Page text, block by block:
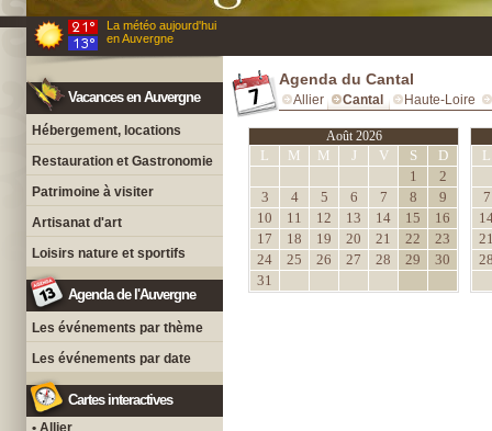
La météo aujourd'hui
en Auvergne
Vacances en Auvergne
Hébergement, locations
Restauration et Gastronomie
Patrimoine à visiter
Artisanat d'art
Loisirs nature et sportifs
Agenda de l'Auvergne
Les événements par thème
Les événements par date
Cartes interactives
• Allier
Agenda du Cantal
Allier Cantal Haute-Loire
Août 2026
L M M J V S
D
1
2
3
4 5 6 7 8
9
10
11 12 13 14 15
16
17
18 19 20 21 22
23
24
25 26 27 28 29
30
31
L
7